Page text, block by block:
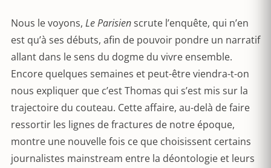
Nous le voyons, Le Parisienscrute l’enquête, qui n’en
est qu’à ses débuts, afin de pouvoir pondre un narratif
allant dans le sens du dogme du vivre ensemble.
Encore quelques semaines et peut-être viendra-t-on
nous expliquer que c’est Thomas qui s’est mis sur la
trajectoire du couteau. Cette affaire, au-delà de faire
ressortir les lignes de fractures de notre époque,
montre une nouvelle fois ce que choisissent certains
journalistes mainstream entre la déontologie et leurs